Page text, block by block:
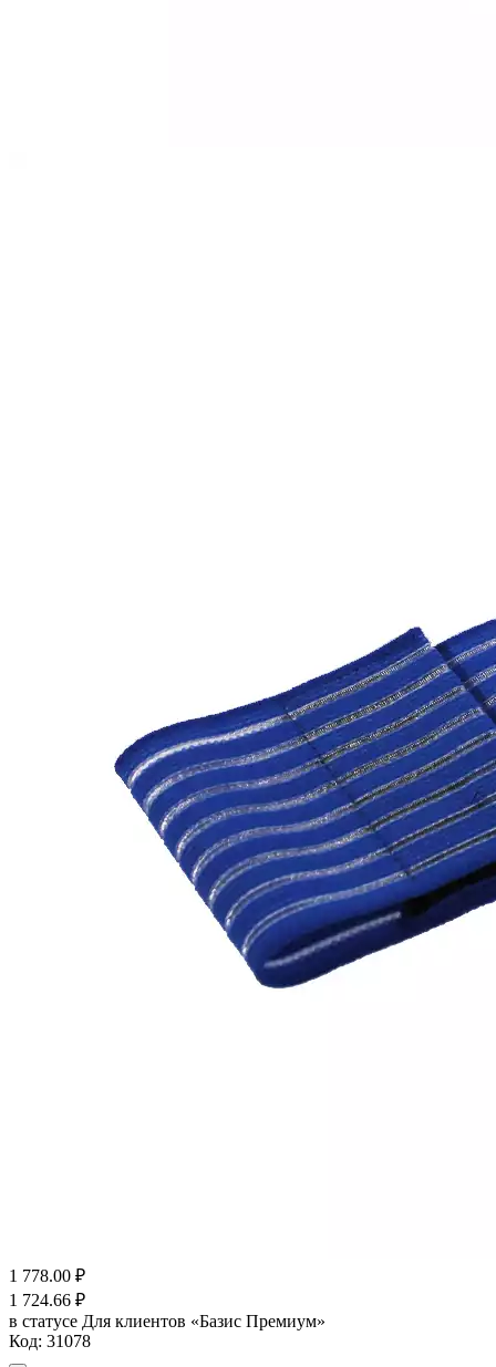
1 778.00 ₽
1 724.66 ₽
в статусе Для клиентов «Базис Премиум»
Код: 31078